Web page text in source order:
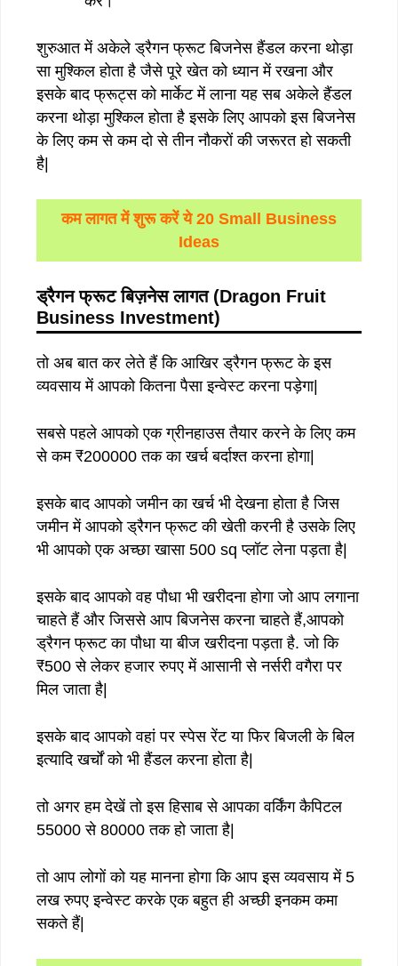
शुरुआत में अकेले ड्रैगन फ्रूट बिजनेस हैंडल करना थोड़ा
सा मुश्किल होता है जैसे पूरे खेत को ध्यान में रखना और
इसके बाद फ्रूट्स को मार्केट में लाना यह सब अकेले हैंडल
करना थोड़ा मुश्किल होता है इसके लिए आपको इस बिजनेस
के लिए कम से कम दो से तीन नौकरों की जरूरत हो सकती
है|
कम लागत में शुरू करें ये 20 Small Business
Ideas
ड्रैगन फ्रूट बिज़नेस लागत(Dragon Fruit
Business Investment)
तो अब बात कर लेते हैं कि आखिर ड्रैगन फ्रूट के इस
व्यवसाय में आपको कितना पैसा इन्वेस्ट करना पड़ेगा|
सबसे पहले आपको एक ग्रीनहाउस तैयार करने के लिए कम
से कम ₹200000 तक का खर्च बर्दाश्त करना होगा|
इसके बाद आपको जमीन का खर्च भी देखना होता है जिस
जमीन में आपको ड्रैगन फ्रूट की खेती करनी है उसके लिए
भी आपको एक अच्छा खासा 500 sq प्लॉट लेना पड़ता है|
इसके बाद आपको वह पौधा भी खरीदना होगा जो आप लगाना
चाहते हैं और जिससे आप बिजनेस करना चाहते हैं,आपको
ड्रैगन फ्रूट का पौधा या बीज खरीदना पड़ता है. जो कि
₹500 से लेकर हजार रुपए में आसानी से नर्सरी वगैरा पर
मिल जाता है|
इसके बाद आपको वहां पर स्पेस रेंट या फिर बिजली के बिल
इत्यादि खर्चों को भी हैंडल करना होता है|
तो अगर हम देखें तो इस हिसाब से आपका वर्किंग कैपिटल
55000 से 80000 तक हो जाता है|
तो आप लोगों को यह मानना होगा कि आप इस व्यवसाय में 5
लख रुपए इन्वेस्ट करके एक बहुत ही अच्छी इनकम कमा
सकते हैं|